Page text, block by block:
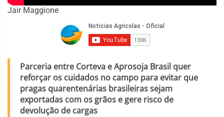
Jair Maggione
Parceria entre Corteva e Aprosoja Brasil quer
reforçar os cuidados no campo para evitar que
pragas quarentenárias brasileiras sejam
exportadas com os grãos e gere risco de
devolução de cargas